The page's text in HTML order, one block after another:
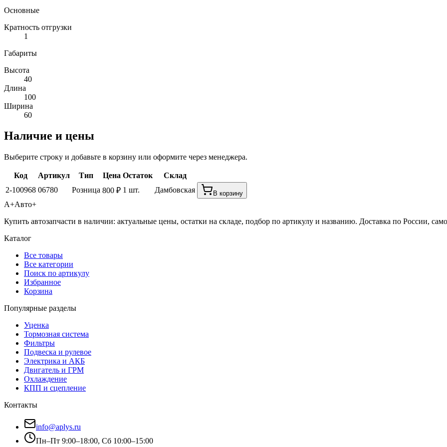
Основные
Кратность отгрузки
1
Габариты
Высота
40
Длина
100
Ширина
60
Наличие и цены
Выберите строку и добавьте в корзину или оформите через менеджера.
Код Артикул Тип Цена Остаток
Склад
2-100968 06780 Розница 800 ₽ 1 шт. Дамбовская В корзину
А+Авто+
Купить автозапчасти в наличии: актуальные цены, остатки на складе, подбор по артикулу и названию. Доставка по России,
Каталог
Все товары
Все категории
Поиск по артикулу
Избранное
Корзина
Популярные разделы
Уценка
Тормозная система
Фильтры
Подвеска и рулевое
Электрика и АКБ
Двигатель и ГРМ
Охлаждение
КПП и сцепление
Контакты
info@aplys.ru
Пн–Пт 9:00–18:00, Сб 10:00–15:00